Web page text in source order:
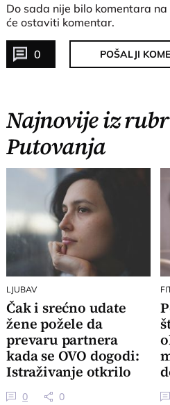
Do sada nije bilo komentara na
će ostaviti komentar.
0 POŠALJI
Najnovije iz
Putovanja
LJUBAV
Čak i srećno udate
žene požele da
prevaru partnera
kada se OVO dogodi:
Istraživanje otkrilo
istinu o brakovima
0 0